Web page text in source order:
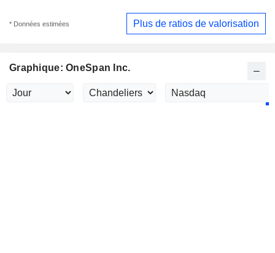
* Données estimées Plus de ratios de valorisation
Graphique: OneSpan Inc.